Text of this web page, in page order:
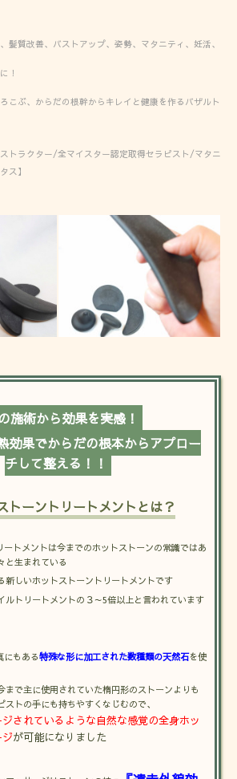
髪質改善、バストアップ、姿勢、マタニティ、妊活、
！
こぶ、からだの根幹からキレイと健康を作るバザルト
トラクター/全マイスター認定取得セラピスト/マタニ
ス】
施術から効果を実感！
効果でからだの根本からアプロー
チして整える！！
ーントリートメントとは？
トメントは今までのホットストーンの常識ではあ
と生まれている
新しいホットストーントリートメントです
ルトリートメントの３～5倍以上と言われています
もある特殊な形に加工された数種類の天然石を使
まで主に使用されていた楕円形のストーンよりも
トの手にも持ちやすくなじむので、
されているような自然な感覚の全身ホッ
が可能になりました